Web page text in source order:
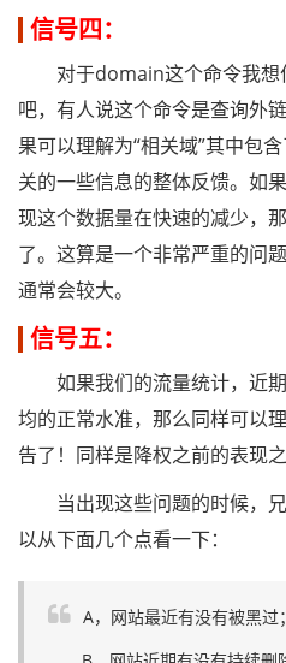
信号四：
对于domain这个命令我想
吧，有人说这个命令是查询外
果可以理解为“相关域”其中包
关的一些信息的整体反馈。如
现这个数据量在快速的减少，
了。这算是一个非常严重的问
通常会较大。
信号五：
如果我们的流量统计，近期
均的正常水准，那么同样可以
告了！同样是降权之前的表现之
当出现这些问题的时候，兄
以从下面几个点看一下：
A，网站最近有没有被黑过；